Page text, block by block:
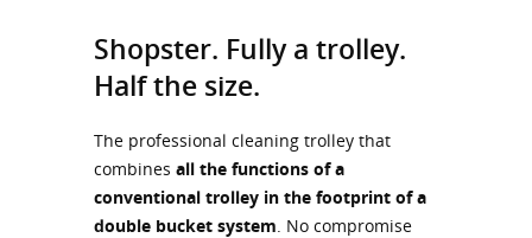
Shopster. Fully a trolley.
Half the size.
The professional cleaning trolley that
combines all the functions of a
conventional trolley in the footprint of a
double bucket system. No compromise